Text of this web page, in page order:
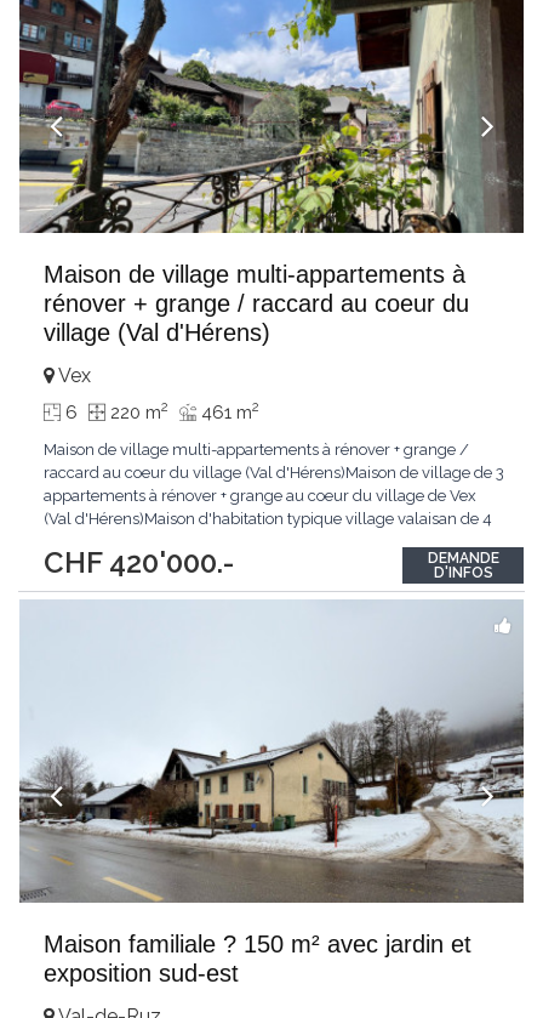
Maison de village multi-appartements à
rénover + grange / raccard au coeur du
village (Val d'Hérens)
CHF 420'000.-
Vex
6 220 m2 461 m2
Maison de village multi-appartements à rénover + grange /
raccard au coeur du village (Val d'Hérens)Maison de village de 3
appartements à rénover + grange au coeur du village de Vex
(Val d'Hérens)Maison d'habitation typique village valaisan de 4
ainsi que d'une grange indépendante avec fort potentiel de
transformation.1. Maison multi-appartements...
DEMANDE
D'INFOS
Maison familiale ? 150 m² avec jardin et
exposition sud-est